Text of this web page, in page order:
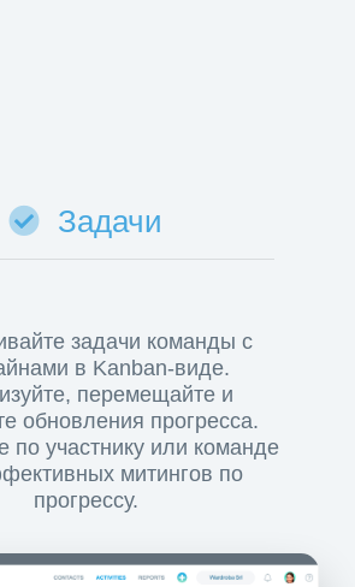
Задачи
задачи команды с
в Kanban-виде.
перемещайте и
обновления прогресса.
по участнику или команде
митингов по
прогрессу.